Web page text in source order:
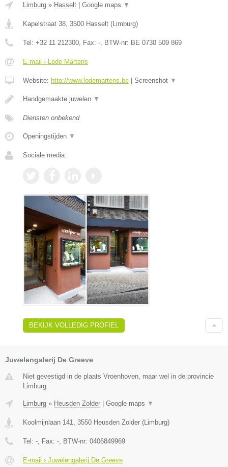
Limburg » Hasselt Google maps ▼
Kapelstraat 38 3500 Hasselt ( Limburg)
Tel: +32 11 212300 , Fax: - , BTW-nr: BE 0730 509 869
E-mail › Lode Martens
Website: http://www.lodemartens.be Screenshot ▼
Handgemaakte juwelen ▼
Diensten onbekend
Openingstijden ▼
Sociale media:
BEKIJK VOLLEDIG PROFIEL
Juwelengalerij De Greeve
Niet gevestigd in de plaats Vroenhoven, maar wel in de provincie
Limburg.
Limburg » Heusden Zolder Google maps ▼
Koolmijnlaan 141 3550 Heusden Zolder ( Limburg)
Tel: - , Fax: - , BTW-nr: 0406849969
E-mail › Juwelengalerij De Greeve